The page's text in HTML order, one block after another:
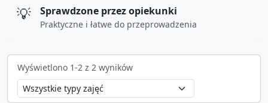
💡 Sprawdzone przez opiekunki
Praktyczne i łatwe do przeprowadzenia
Wyświetlono 1-2 z 2 wyników